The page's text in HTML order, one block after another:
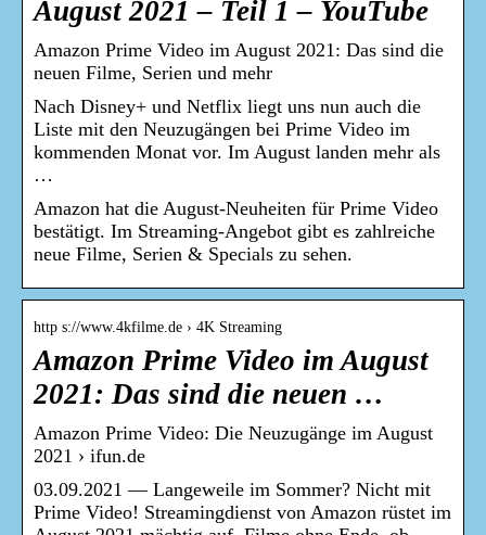
August 2021 – Teil 1 – YouTube
Amazon Prime Video im August 2021: Das sind die
neuen Filme, Serien und mehr
Nach Disney+ und Netflix liegt uns nun auch die
Liste mit den Neuzugängen bei Prime Video im
kommenden Monat vor. Im August landen mehr als
…
Amazon hat die August-Neuheiten für Prime Video
bestätigt. Im Streaming-Angebot gibt es zahlreiche
neue Filme, Serien & Specials zu sehen.
http s://www.4kfilme.de › 4K Streaming
Amazon Prime Video im August
2021: Das sind die neuen …
Amazon Prime Video: Die Neuzugänge im August
2021 › ifun.de
03.09.2021 — Langeweile im Sommer? Nicht mit
Prime Video! Streamingdienst von Amazon rüstet im